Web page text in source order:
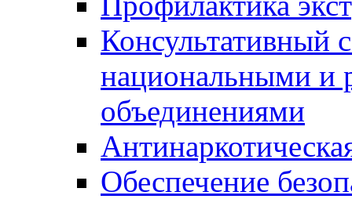
Консультативный
национальными и
объединениями
Обеспечение